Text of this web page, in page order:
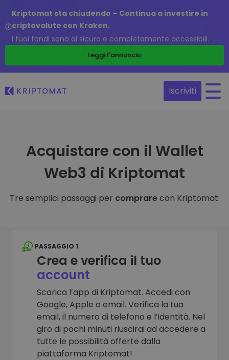
Kriptomat sta chiudendo – Continua a investire in
criptovalute con Kraken.
I tuoi fondi sono al sicuro e completamente accessibili.
Leggi l'annuncio
Iscriviti
Acquistare con il Wallet
Web3 di Kriptomat
Tre semplici passaggi per comprarecon Kriptomat:
PASSAGGIO 1
Crea e verifica il tuo
account
Scarica l’app di Kriptomat. Accedi con
Google, Apple o email. Verifica la tua
email, il numero di telefono e l’identità. Nel
giro di pochi minuti riuscirai ad accedere a
tutte le possibilità offerte dalla
piattaforma Kriptomat!